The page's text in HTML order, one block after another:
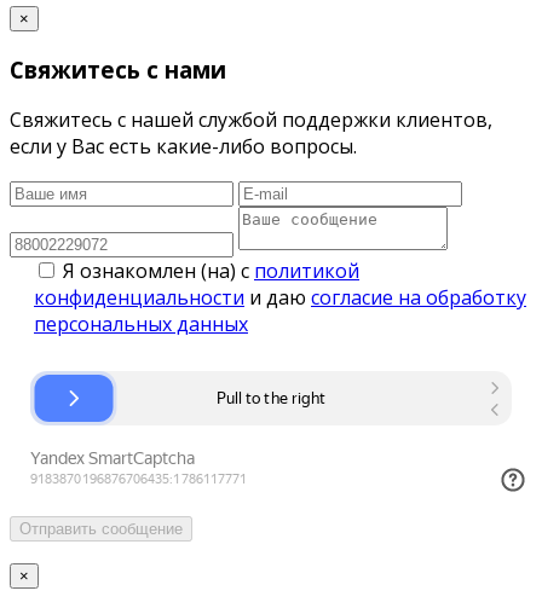
×
Свяжитесь с нами
Свяжитесь с нашей службой поддержки клиентов,
если у Вас есть какие-либо вопросы.
Я ознакомлен (на) с политикой
конфиденциальности и даю согласие на обработку
персональных данных
Отправить сообщение
×